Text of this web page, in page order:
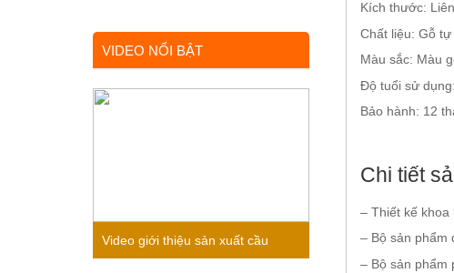
Kích thước:
Chất liệu: Gỗ
Màu sắc: Màu
Độ tuổi sử
Bảo hành: 12
Chi tiết
– Thiết kế khoa
– Bộ sản phẩm
– Bộ sản phẩm
VIDEO NỔI BẬT
Video giới thiệu sản xuất cầu